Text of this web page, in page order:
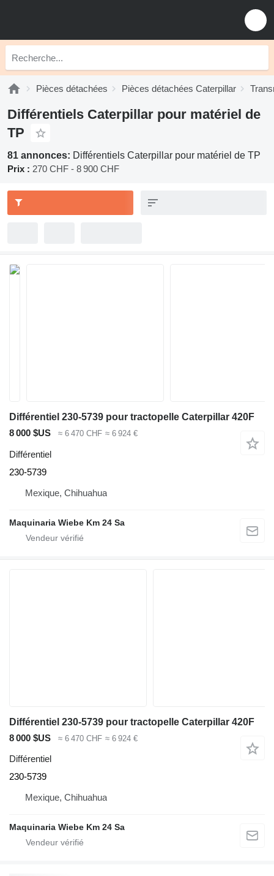
Pièces détachées Pièces détachées Caterpillar
Différentiels Caterpillar pour matériel de
TP
81 annonces: Différentiels Caterpillar pour matériel de TP
Prix : 270 CHF - 8 900 CHF
Différentiel 230-5739 pour tractopelle Caterpillar 420F
8 000 $US
≈ 6 470 CHF ≈ 6 924 €
Différentiel
230-5739
Mexique, Chihuahua
Maquinaria Wiebe Km 24 Sa
Différentiel 230-5739 pour tractopelle Caterpillar 420F
8 000 $US
≈ 6 470 CHF ≈ 6 924 €
Différentiel
230-5739
Mexique, Chihuahua
Maquinaria Wiebe Km 24 Sa